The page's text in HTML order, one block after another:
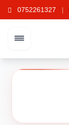
0752261327 |